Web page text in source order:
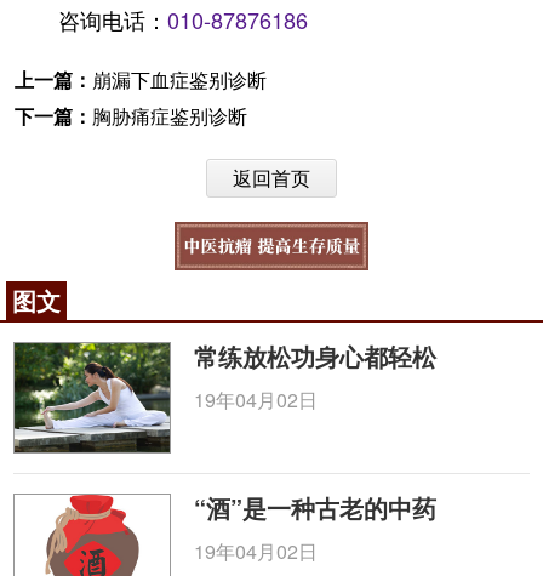
咨询电话： 010-87876186
上一篇： 崩漏下血症鉴别诊断
下一篇： 胸胁痛症鉴别诊断
返回首页
图文
常练放松功身心都轻松
19年04月02日
“酒”是一种古老的中药
19年04月02日